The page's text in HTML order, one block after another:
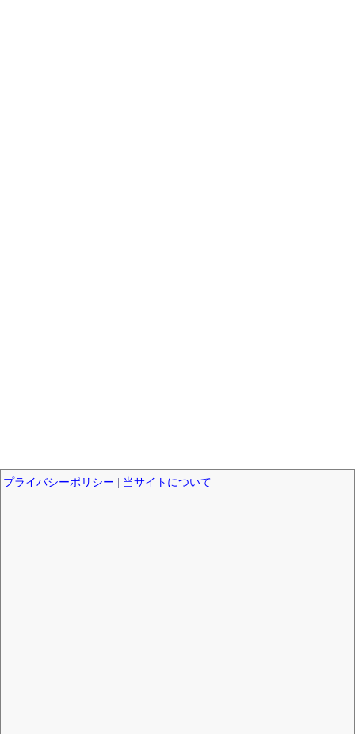
プライバシーポリシー 当サイトについて